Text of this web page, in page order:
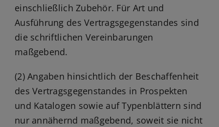
einschließlich Zubehör. Für Art und
Ausführung des Vertragsgegenstandes sind
die schriftlichen Vereinbarungen
maßgebend.
(2) Angaben hinsichtlich der Beschaffenheit
des Vertragsgegenstandes in Prospekten
und Katalogen sowie auf Typenblättern sind
nur annähernd maßgebend, soweit sie nicht